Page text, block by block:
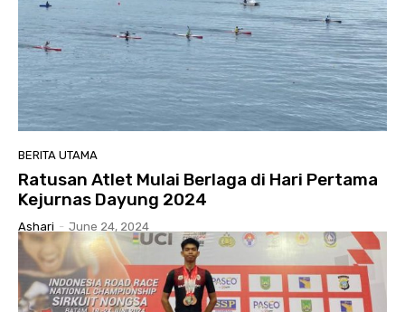
BERITA UTAMA
Ratusan Atlet Mulai Berlaga di Hari Pertama
Kejurnas Dayung 2024
Ashari - June 24, 2024